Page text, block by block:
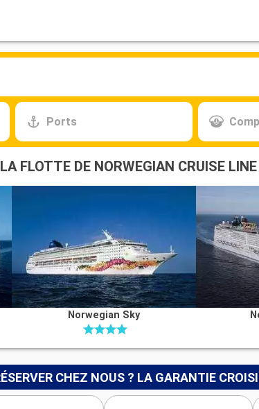
Ports
FLOTTE DE NORWEGIAN CRUISE LINE
Norwegian Sky
CHEZ NOUS ? LA GARANTIE